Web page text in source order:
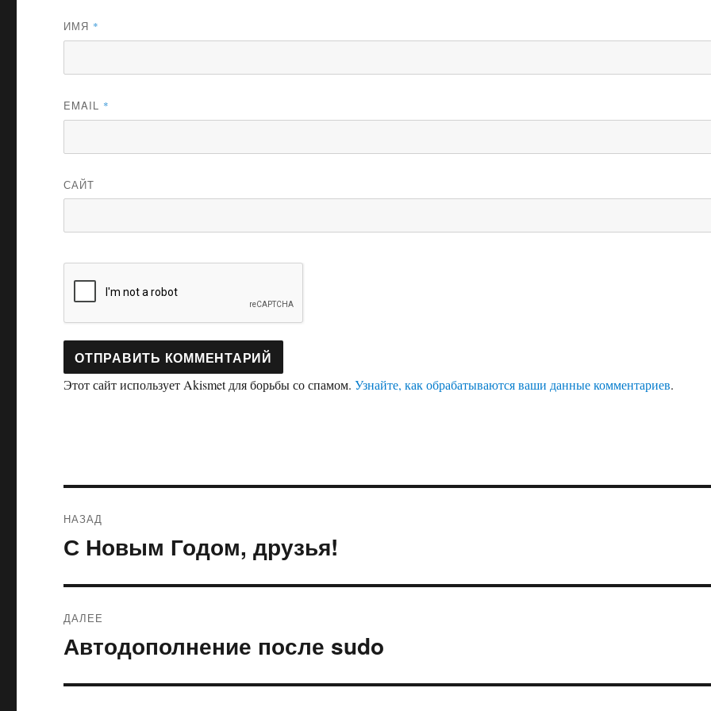
ИМЯ *
EMAIL *
САЙТ
Этот сайт использует Akismet для борьбы со спамом.Узнайте, как обрабатываются ваши данные комментариев.
по
НАЗАД
Предыдущая
С Новым Годом, друзья!
ДАЛЕЕ
Следующая
Автодополнение после sudo